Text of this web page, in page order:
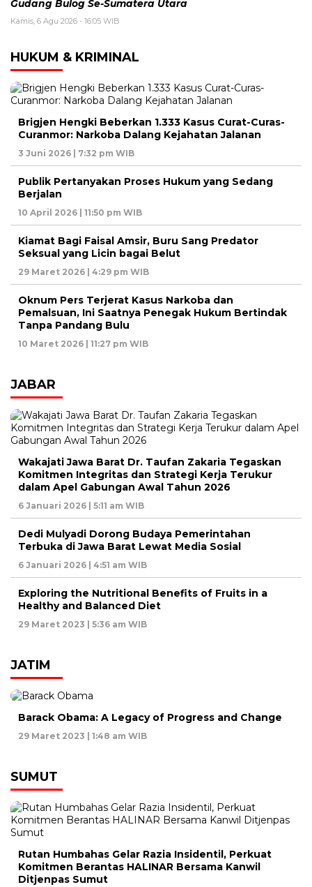
Gudang Bulog Se-Sumatera Utara
Kamis, 6 Agu 2026 - 16:05 WIB
HUKUM & KRIMINAL
Brigjen Hengki Beberkan 1.333 Kasus Curat-Curas-
Curanmor: Narkoba Dalang Kejahatan Jalanan
3 Juni 2026 | 7:32 pm WIB
Publik Pertanyakan Proses Hukum yang Sedang
Berjalan
10 April 2026 | 11:50 pm WIB
Kiamat Bagi Faisal Amsir, Buru Sang Predator
Seksual yang Licin bagai Belut
29 Maret 2026 | 4:29 pm WIB
Oknum Pers Terjerat Kasus Narkoba dan
Pemalsuan, Ini Saatnya Penegak Hukum Bertindak
Tanpa Pandang Bulu
10 Maret 2026 | 11:27 pm WIB
JABAR
Wakajati Jawa Barat Dr. Taufan Zakaria Tegaskan
Komitmen Integritas dan Strategi Kerja Terukur
dalam Apel Gabungan Awal Tahun 2026
6 Januari 2026 | 5:11 am WIB
Dedi Mulyadi Dorong Budaya Pemerintahan
Terbuka di Jawa Barat Lewat Media Sosial
6 Januari 2026 | 4:51 am WIB
Exploring the Nutritional Benefits of Fruits in a
Healthy and Balanced Diet
29 Maret 2023 | 5:36 am WIB
JATIM
Barack Obama: A Legacy of Progress and Change
29 Maret 2023 | 1:48 am WIB
SUMUT
Rutan Humbahas Gelar Razia Insidentil, Perkuat
Komitmen Berantas HALINAR Bersama Kanwil
Ditjenpas Sumut